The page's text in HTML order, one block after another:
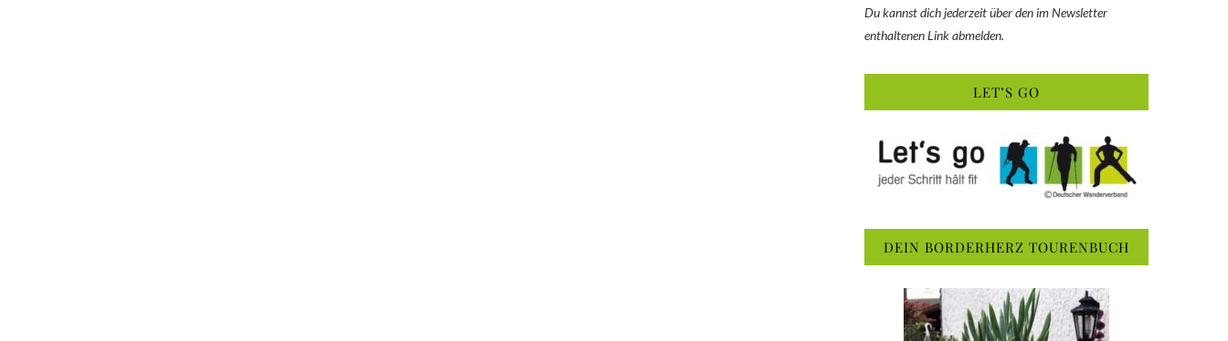
Du kannst dich jederzeit über den im Newsletter
enthaltenen Link abmelden.
LET’S GO
DEIN BORDERHERZ TOURENBUCH